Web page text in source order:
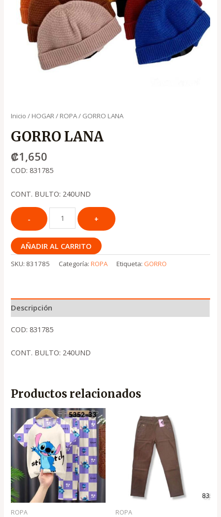
Inicio / HOGAR/ ROPA/ GORRO LANA
GORRO LANA
₡1,650
COD: 831785
CONT. BULTO: 240UND
AÑADIR AL CARRITO
SKU: 831785 Categoría:ROPA Etiqueta: GORRO
Descripción
COD: 831785
CONT. BULTO: 240UND
Productos relacionados
ROPA
El
precio
original
era:
.
₡2,150
El
precio
actual
.
₡1,500
ROPA